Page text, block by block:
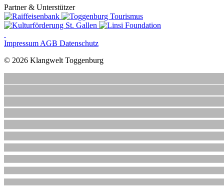
Partner & Unterstützer
Impressum AGB Datenschutz
© 2026 Klangwelt Toggenburg